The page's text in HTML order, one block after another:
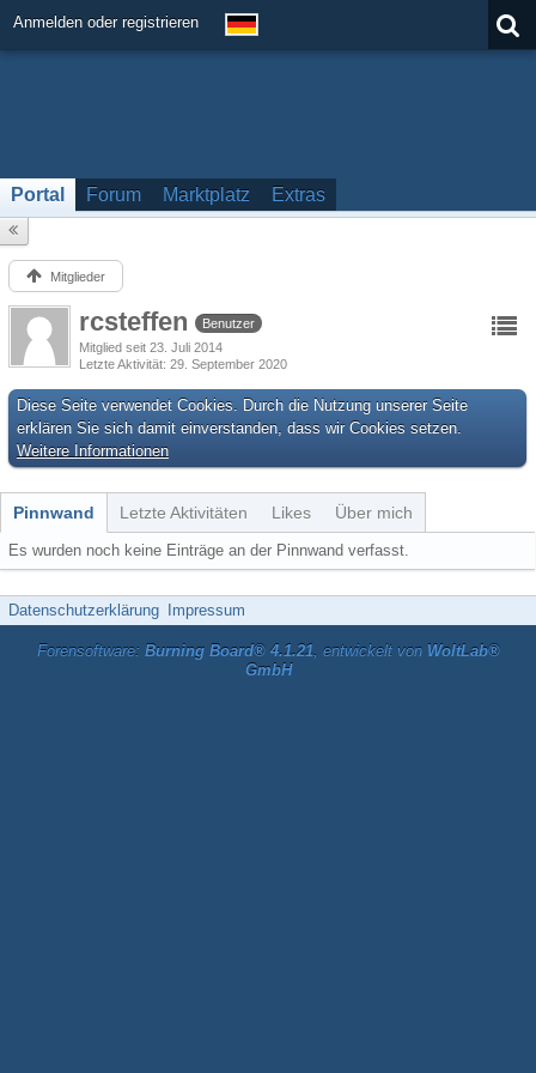
Anmelden oder registrieren
Portal Forum Marktplatz Extras
Mitglieder
rcsteffen
Benutzer
Mitglied seit 23. Juli 2014
Letzte Aktivität 29. September 2020
Diese Seite verwendet Cookies. Durch die Nutzung unserer Seite
erklären Sie sich damit einverstanden, dass wir Cookies setzen.
Weitere Informationen
Pinnwand Letzte Aktivitäten Likes Über mich
Es wurden noch keine Einträge an der Pinnwand verfasst.
Datenschutzerklärung Impressum
Forensoftware: Burning Board® 4.1.21, entwickelt von WoltLab®
GmbH